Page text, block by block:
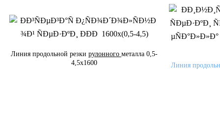
Линия продольной резки рулонного металла 0,5-
4,5x1600
Линия